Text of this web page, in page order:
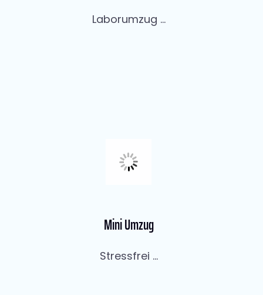
Laborumzug ...
Mini Umzug
Stressfrei ...